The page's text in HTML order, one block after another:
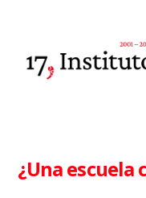
¿Una escuela